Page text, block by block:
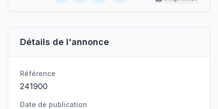
Détails de l'annonce
Référence
241900
Date de publication